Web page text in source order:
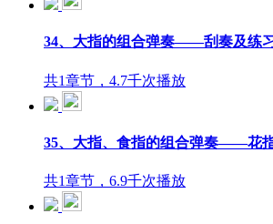
34、大指的组合弹奏——刮奏及练
共1章节，4.7千次播放
35、大指、食指的组合弹奏——花
共1章节，6.9千次播放